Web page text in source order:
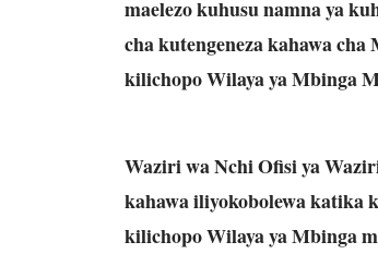
maelezo kuhusu namna ya
cha kutengeneza kahawa
kilichopo Wilaya ya Mbinga
Waziri wa Nchi Ofisi ya
kahawa iliyokobolewa katika
kilichopo Wilaya ya Mbinga